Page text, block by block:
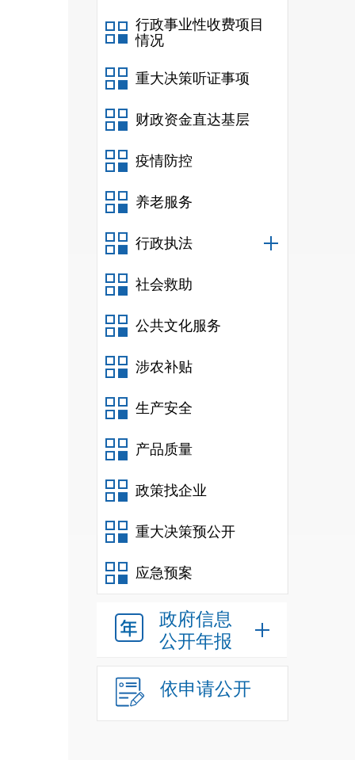
行政事业性收费项目
情况
重大决策听证事项
财政资金直达基层
疫情防控
养老服务
行政执法
社会救助
公共文化服务
涉农补贴
生产安全
产品质量
政策找企业
重大决策预公开
应急预案
政府信息
公开年报
依申请公开